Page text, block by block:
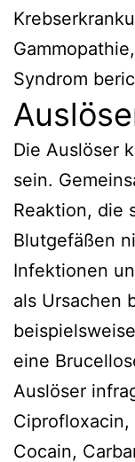
Syndrom
Die Auslöser
sein.
Reaktion, die
Blutgefäßen
Infektionen
als Ursachen
eine
Auslöser
Ciprofloxacin,
Cocain,